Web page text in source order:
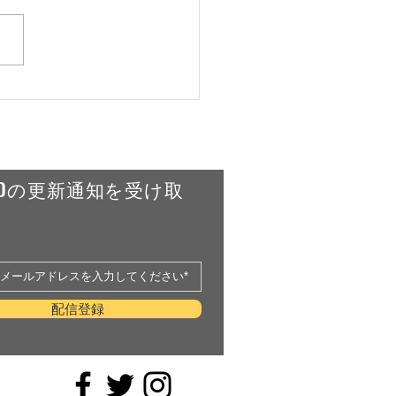
都に導かれて | 濵田酒
の更新通知を受け取
配信登録